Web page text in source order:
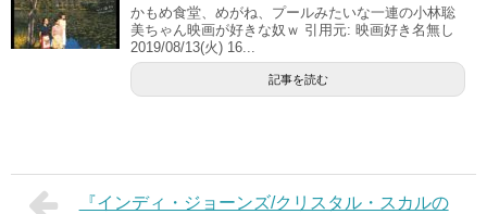
かもめ食堂、めがね、プールみたいな一連の小林聡
美ちゃん映画が好きな奴ｗ 引用元: 映画好き名無し
2019/08/13(火) 16...
記事を読む
『インディ・ジョーンズ/クリスタル・スカルの